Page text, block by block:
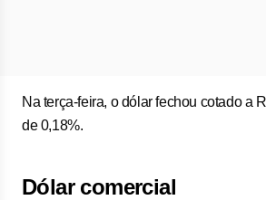
Na terça-feira, o dólar fechou cotado a
de 0,18%.
Dólar comercial